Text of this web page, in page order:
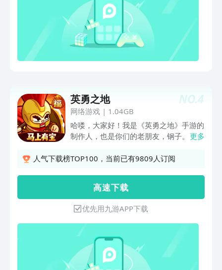
NO.4
英勇之地
网络游戏| 1.04GB
哈喽，大家好！我是《英勇之地》手游的
制作人，也是你们的老朋友，钢子。 转
端游上线到现在，已经过去快两年了！首
们，我们才在2024年6月下定决心，把
《英勇之地》搬到手游上，让大家随时随
地都能刷宝打BOSS！
更多
人气下载榜TOP100，当前已有9809人订阅
高 速 下 载
优先用九游APP下载